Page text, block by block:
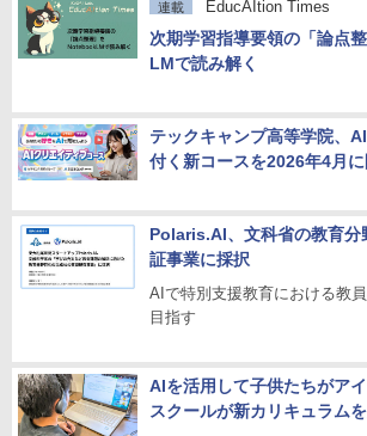
連載 EducAItion Times
次期学習指導要領の「論点
LMで読み解く
テックキャンプ高等学院、
付く新コースを2026年4月
Polaris.AI、文科省の教育分
証事業に採択
AIで特別支援教育における教
目指す
AIを活用して子供たちがア
スクールが新カリキュラム